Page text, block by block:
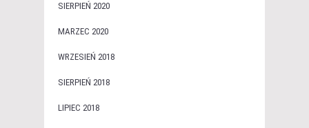
SIERPIEŃ 2020
MARZEC 2020
WRZESIEŃ 2018
SIERPIEŃ 2018
LIPIEC 2018